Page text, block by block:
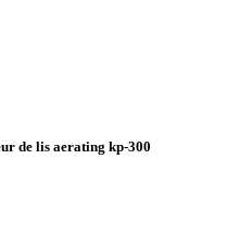
de lis aerating kp-300